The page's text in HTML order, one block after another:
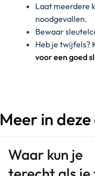
Laat meerdere
noodgevallen.
Bewaar
Heb je twijfels?
voor een goed
Meer in
Waar kun je